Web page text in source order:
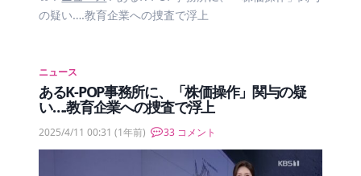
の疑い….教育企業への捜査で浮上
ニュース
あるK-POP事務所に、「株価操作」関与の疑
い….教育企業への捜査で浮上
2025/4/11 00:31 (1年前) 33 コメント